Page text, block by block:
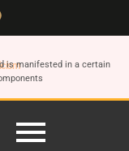
is manifested in a certain